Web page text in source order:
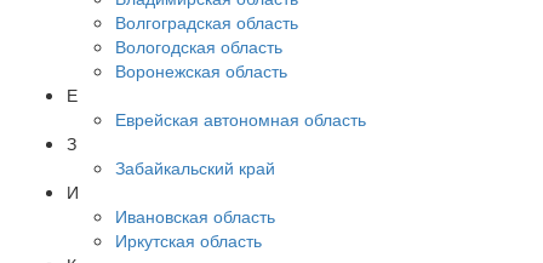
Волгоградская область
Вологодская область
Воронежская область
Е
Еврейская автономная область
З
Забайкальский край
И
Ивановская область
Иркутская область